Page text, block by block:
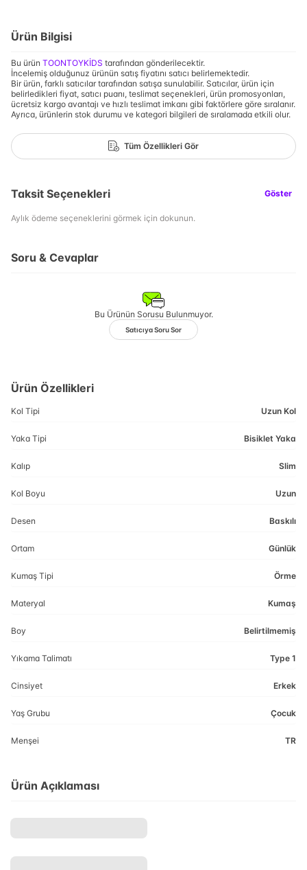
Ürün Bilgisi
Bu ürün TOONTOYKİDS tarafından gönderilecektir.
İncelemiş olduğunuz ürünün satış fiyatını satıcı belirlemektedir.
Bir ürün, farklı satıcılar tarafından satışa sunulabilir. Satıcılar, ürün için
belirledikleri fiyat, satıcı puanı, teslimat seçenekleri, ürün promosyonları,
ücretsiz kargo avantajı ve hızlı teslimat imkanı gibi faktörlere göre sıralanır.
Ayrıca, ürünlerin stok durumu ve kategori bilgileri de sıralamada etkili olur.
Tüm Özellikleri Gör
Taksit Seçenekleri Göster
Aylık ödeme seçeneklerini görmek için dokunun.
Soru & Cevaplar
Bu Ürünün Sorusu Bulunmuyor.
Satıcıya Soru Sor
Ürün Özellikleri
Kol Tipi Uzun Kol
Yaka Tipi Bisiklet Yaka
Kalıp Slim
Kol Boyu Uzun
Desen Baskılı
Ortam Günlük
Kumaş Tipi Örme
Materyal Kumaş
Boy Belirtilmemiş
Yıkama Talimatı Type 1
Cinsiyet Erkek
Yaş Grubu Çocuk
Menşei TR
Ürün Açıklaması